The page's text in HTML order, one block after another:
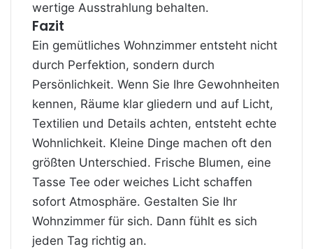
wertige Ausstrahlung behalten.
Fazit
Ein gemütliches Wohnzimmer entsteht nicht
durch Perfektion, sondern durch
Persönlichkeit. Wenn Sie Ihre Gewohnheiten
kennen, Räume klar gliedern und auf Licht,
Textilien und Details achten, entsteht echte
Wohnlichkeit. Kleine Dinge machen oft den
größten Unterschied. Frische Blumen, eine
Tasse Tee oder weiches Licht schaffen
sofort Atmosphäre. Gestalten Sie Ihr
Wohnzimmer für sich. Dann fühlt es sich
jeden Tag richtig an.